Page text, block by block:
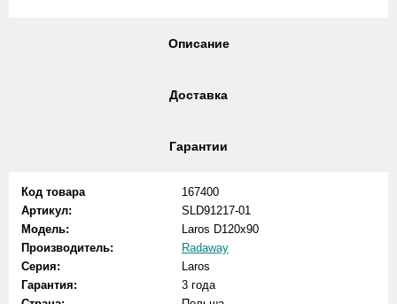
Описание
Доставка
Гарантии
Код товара
167400
Артикул:
SLD91217-01
Модель:
Laros D120x90
Производитель:
Radaway
Серия:
Laros
Гарантия:
3 года